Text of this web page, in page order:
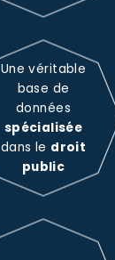
Une véritable
base de
données
spécialisée
dans le droit
public